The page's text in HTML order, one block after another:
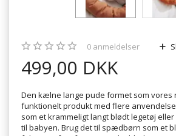
0 anmeldelser
499,00 DKK
Den kælne lange pude formet som vores
funktionelt produkt med flere
som et krammeligt langt blødt legetøj
til babyen. Brug det til spædbørn som et